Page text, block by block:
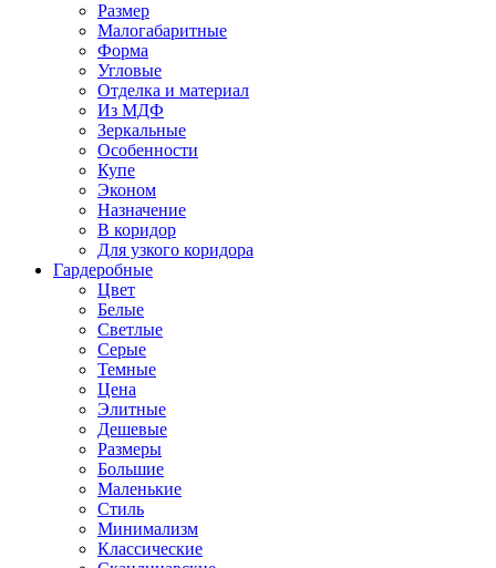
Размер
Малогабаритные
Форма
Угловые
Отделка и материал
Из МДФ
Зеркальные
Особенности
Купе
Эконом
Назначение
В коридор
Для узкого коридора
Гардеробные
Цвет
Белые
Светлые
Серые
Темные
Цена
Элитные
Дешевые
Размеры
Большие
Маленькие
Стиль
Минимализм
Классические